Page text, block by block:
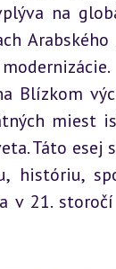
na
Blízkom
Táto
históriu,
v 21.